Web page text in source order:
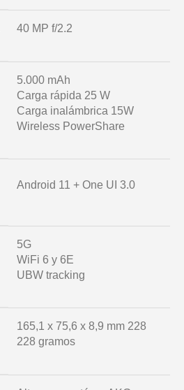
40 MP f/2.2
5.000 mAh
Carga rápida 25 W
Carga inalámbrica 15W
Wireless PowerShare
Android 11 + One UI 3.0
5G
WiFi 6 y 6E
UBW tracking
165,1 x 75,6 x 8,9 mm 228
228 gramos